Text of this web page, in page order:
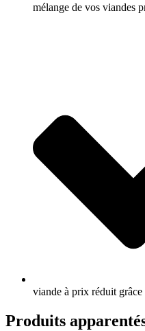
mélange de vos viandes
viande à prix réduit grâce
Produits